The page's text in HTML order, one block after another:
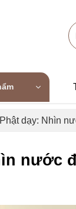
Phật dạy: Nhìn
nước